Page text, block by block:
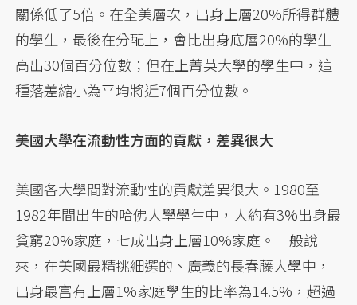
關係低了5倍。在全美層次，出身上層20%所得群體
的學生，最後在分配上，會比出身底層20%的學生
高出30個百分位數；但在上菁英大學的學生中，這
種落差縮小為平均將近7個百分位數。
美國大學在流動性方面的貢獻，差異很大
美國各大學間對流動性的貢獻差異很大。1980至
1982年間出生的哈佛大學學生中，大約有3%出身最
貧窮20%家庭，七成出身上層10%家庭。一般說
來，在美國最精挑細選的、廣義的長春藤大學中，
出身最富有上層1%家庭學生的比率為14.5%，超過